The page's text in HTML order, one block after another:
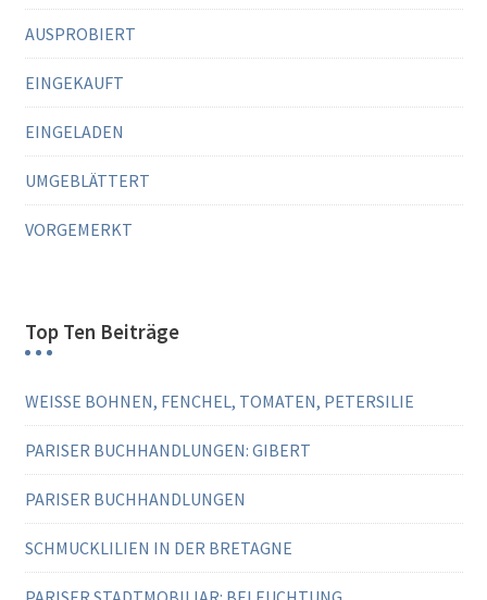
AUSPROBIERT
EINGEKAUFT
EINGELADEN
UMGEBLÄTTERT
VORGEMERKT
Top Ten Beiträge
WEISSE BOHNEN, FENCHEL, TOMATEN, PETERSILIE
PARISER BUCHHANDLUNGEN: GIBERT
PARISER BUCHHANDLUNGEN
SCHMUCKLILIEN IN DER BRETAGNE